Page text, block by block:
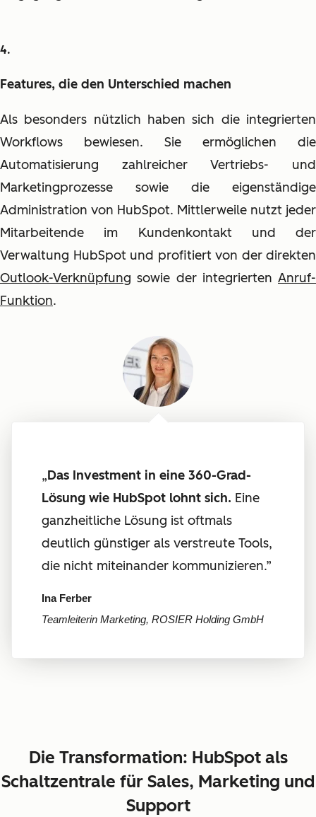
Features, die den Unterschied machen
Als besonders nützlich haben sich die integrierten
Workflows bewiesen. Sie ermöglichen die
Automatisierung zahlreicher Vertriebs- und
Marketingprozesse sowie die eigenständige
Administration von HubSpot. Mittlerweile nutzt jeder
Mitarbeitende im Kundenkontakt und der
Verwaltung HubSpot und profitiert von der direkten
Outlook-Verknüpfung sowie der integrierten Anruf-
Funktion.
„Das Investment in eine 360-Grad-
Lösung wie HubSpot lohnt sich. Eine
ganzheitliche Lösung ist oftmals
deutlich günstiger als verstreute Tools,
die nicht miteinander kommunizieren.”
Ina Ferber
Teamleiterin Marketing, ROSIER Holding GmbH
Die Transformation: HubSpot als
Schaltzentrale für Sales, Marketing und
Support